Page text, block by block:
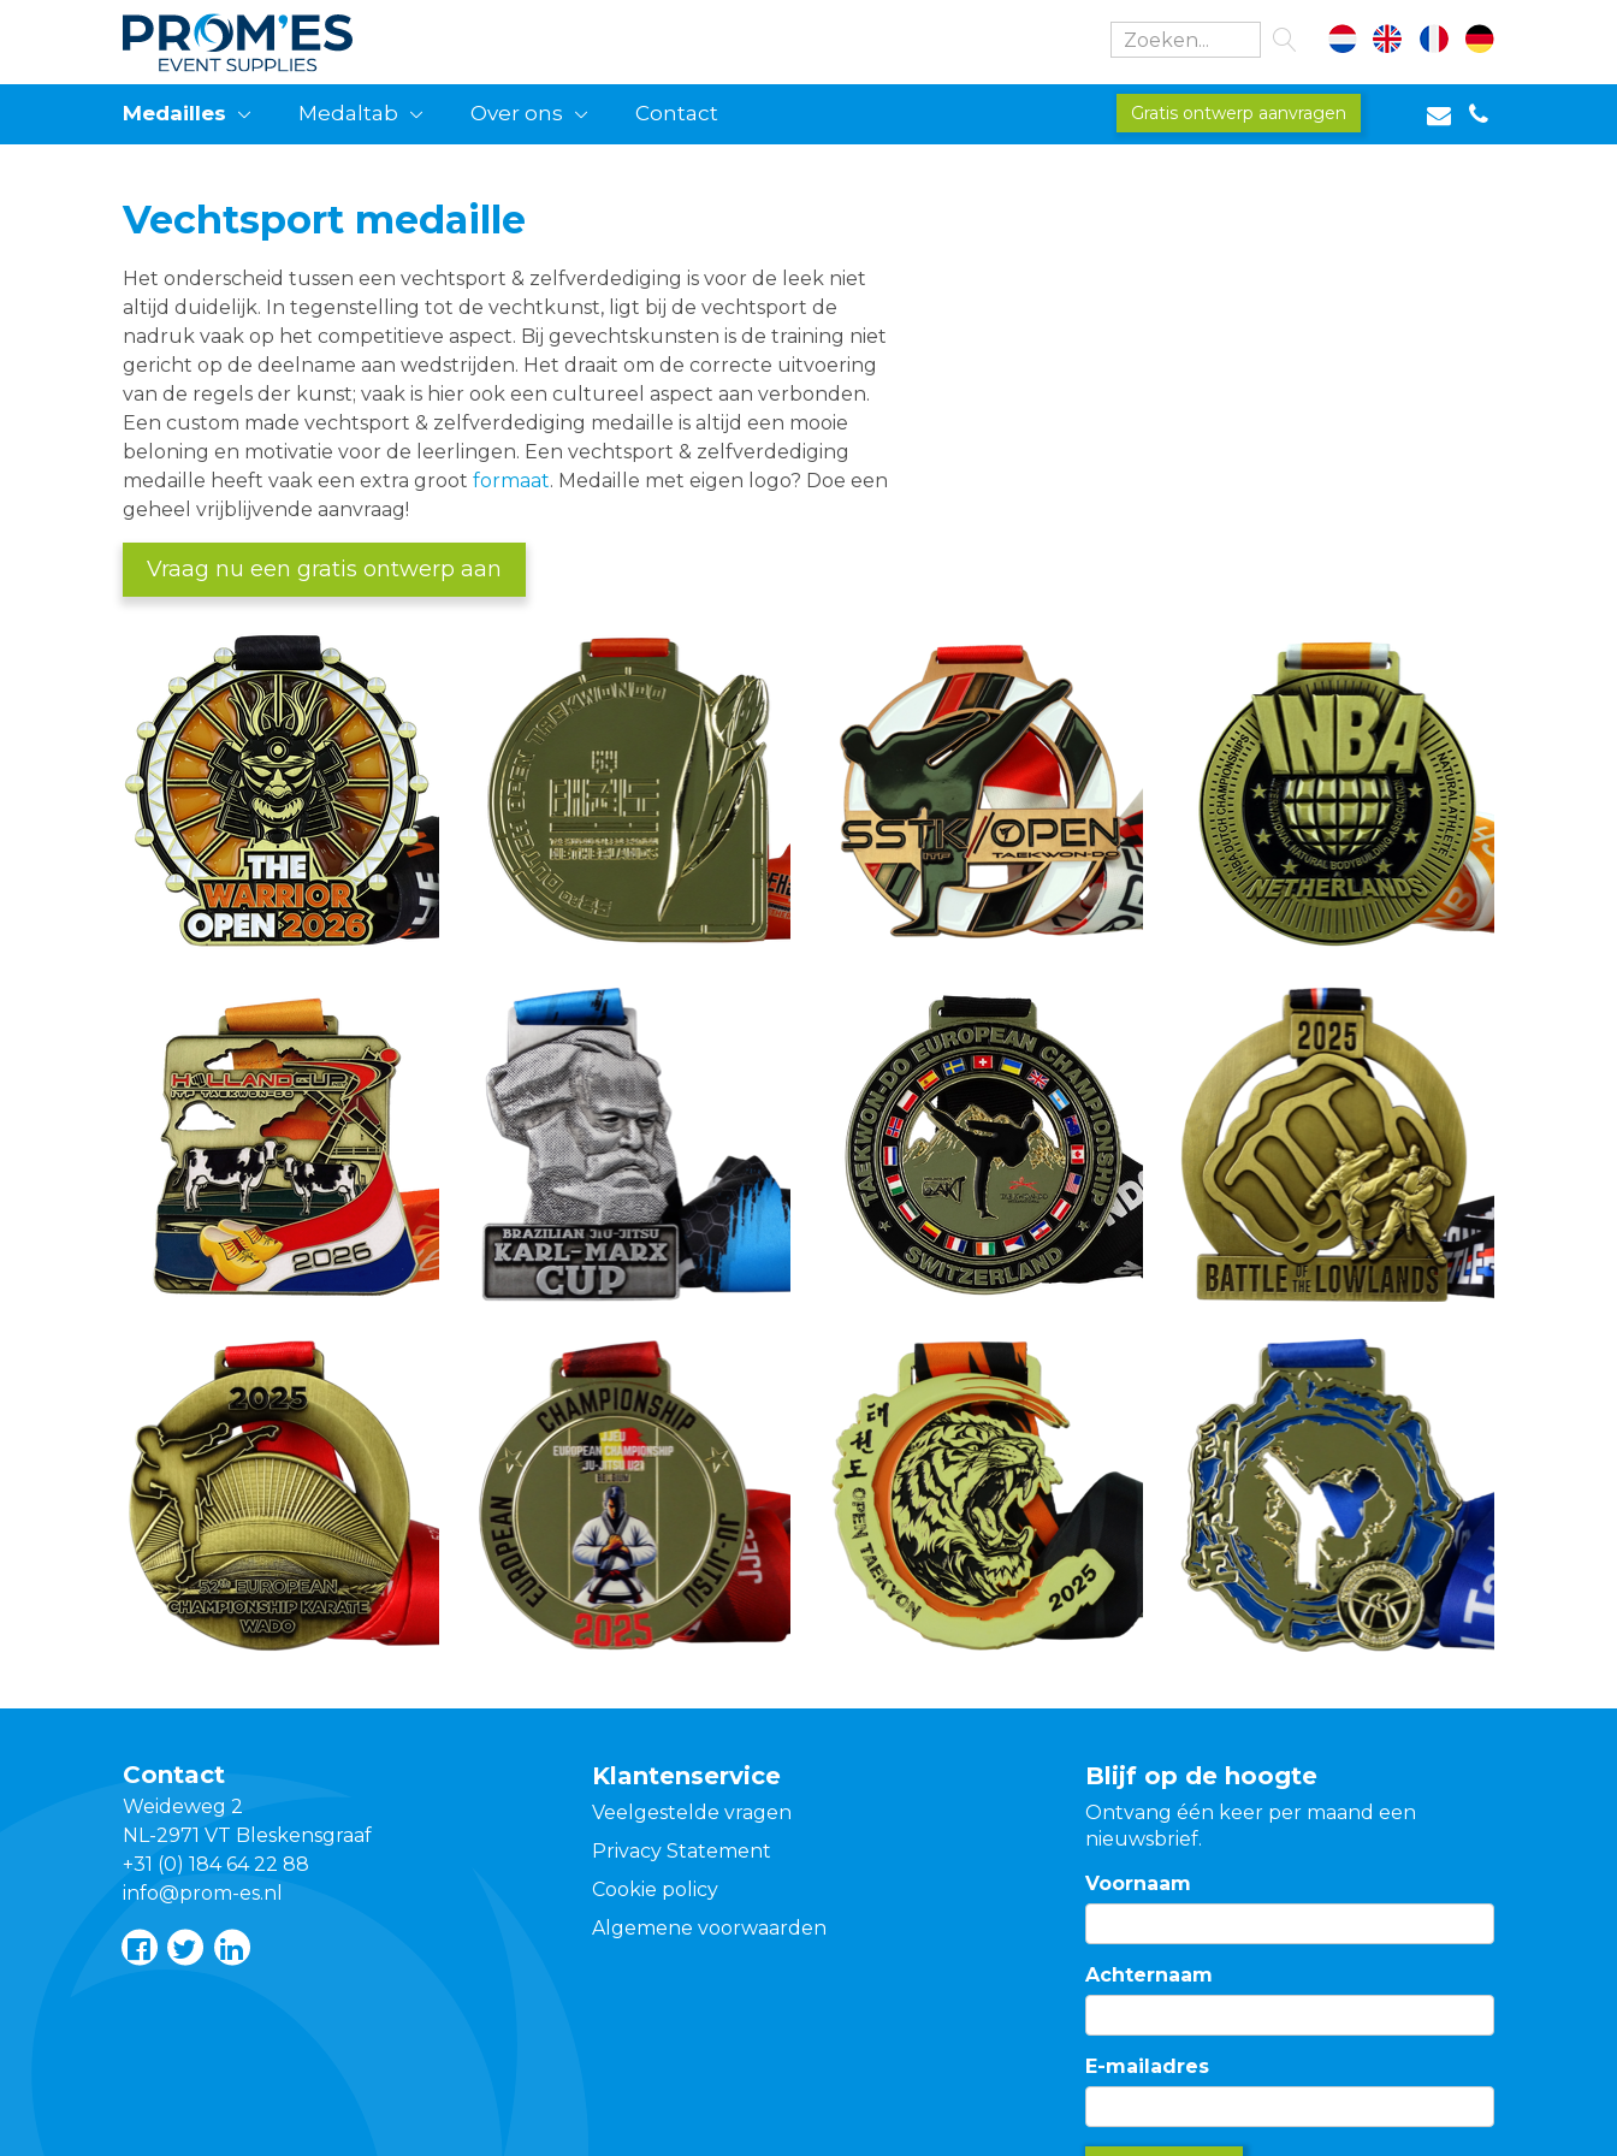
Medailles Medaltab Over ons Contact Gratis ontwerp aanvragen
Vechtsport medaille
Het onderscheid tussen een vechtsport & zelfverdediging is voor de leek niet
altijd duidelijk. In tegenstelling tot de vechtkunst, ligt bij de vechtsport de
nadruk vaak op het competitieve aspect. Bij gevechtskunsten is de training niet
gericht op de deelname aan wedstrijden. Het draait om de correcte uitvoering
van de regels der kunst; vaak is hier ook een cultureel aspect aan verbonden.
Een custom made vechtsport & zelfverdediging medaille is altijd een mooie
beloning en motivatie voor de leerlingen. Een vechtsport & zelfverdediging
medaille heeft vaak een extra groot formaat. Medaille met eigen logo? Doe een
geheel vrijblijvende aanvraag!
Vraag nu een gratis ontwerp aan
Contact
Weideweg 2
NL-2971 VT Bleskensgraaf
+31 (0) 184 64 22 88
info@prom-es.nl
Klantenservice
Veelgestelde vragen
Privacy Statement
Cookie policy
Algemene voorwaarden
Blijf op de hoogte
Ontvang één keer per maand een
nieuwsbrief.
Voornaam
Achternaam
E-mailadres